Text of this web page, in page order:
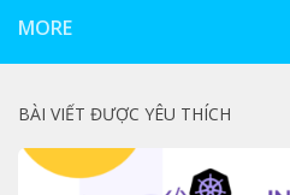
MORE
BÀI VIẾT ĐƯỢC YÊU THÍCH